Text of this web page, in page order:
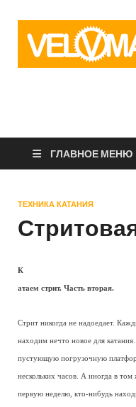
ГЛАВНОЕ МЕНЮ
ТЕХНИКА КАТАНИЯ
К
атаем стрит. Часть вторая.
Стрит никогда не надоедает.
находим нечто новое для
пустующую погрузочную
нескольких часов. А иногда в
первую неделю, кто-нибудь